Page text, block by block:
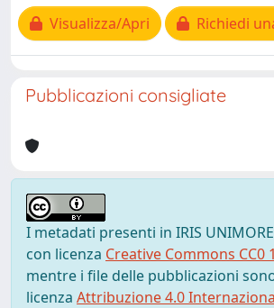
Visualizza/Apri
Richiedi
Pubblicazioni consigliate
I metadati presenti in IRIS
con licenza Creative Commons CC0
mentre i file delle pubblicazioni
licenza Attribuzione 4.0